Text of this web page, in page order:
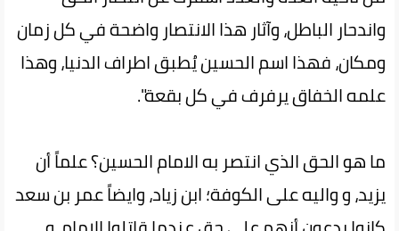
واندحار الباطل، وآثار هذا الانتصار واضحة في كل زمان
ومكان، فهذا اسم الحسين يُطبق اطراف الدنيا، وهذا
علمه الخفاق يرفرف في كل بقعة".
ما هو الحق الذي انتصر به الامام الحسين؟ علماً أن
يزيد، و واليه على الكوفة؛ ابن زياد، وايضاً عمر بن سعد